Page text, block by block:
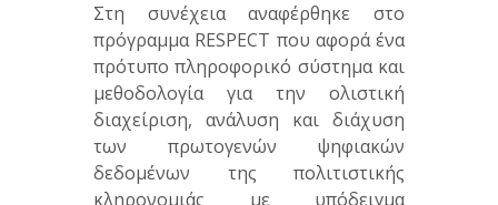
Στη συνέχεια αναφέρθηκε στο
πρόγραμμα RESPECT που αφορά ένα
πρότυπο πληροφορικό σύστημα και
μεθοδολογία για την ολιστική
διαχείριση, ανάλυση και διάχυση
των πρωτογενών ψηφιακών
δεδομένων της πολιτιστικής
κληρονομιάς με υπόδειγμα